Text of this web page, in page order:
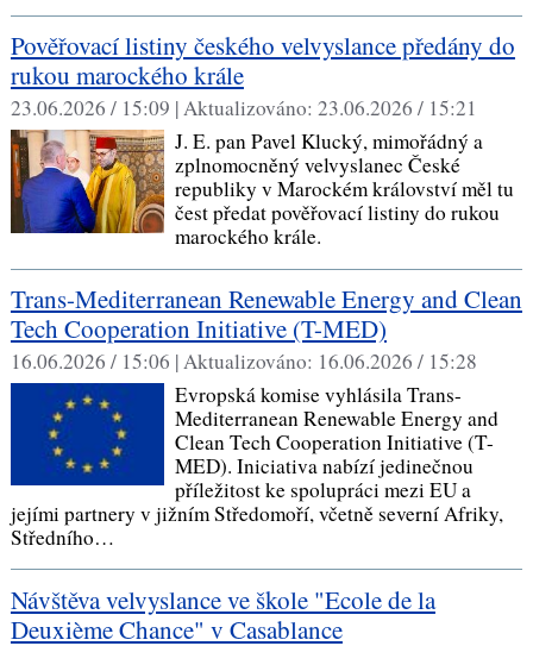
Pověřovací listiny českého velvyslance předány do
rukou marockého krále
23.06.2026 / 15:09 |Aktualizováno: 23.06.2026 / 15:21
J. E. pan Pavel Klucký, mimořádný a
zplnomocněný velvyslanec České
republiky v Marockém království měl tu
čest předat pověřovací listiny do rukou
marockého krále.
Trans-Mediterranean Renewable Energy and Clean
Tech Cooperation Initiative (T-MED)
16.06.2026 / 15:06 |Aktualizováno: 16.06.2026 / 15:28
Evropská komise vyhlásila Trans-
Mediterranean Renewable Energy and
Clean Tech Cooperation Initiative (T-
MED). Iniciativa nabízí jedinečnou
příležitost ke spolupráci mezi EU a
jejími partnery v jižním Středomoří, včetně severní Afriky,
Středního…
Návštěva velvyslance ve škole "Ecole de la
Deuxième Chance" v Casablance